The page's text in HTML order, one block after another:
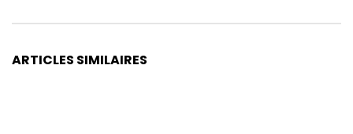
ARTICLES SIMILAIRES